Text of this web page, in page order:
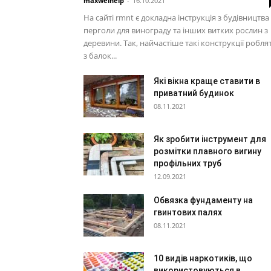
На сайті rmnt є докладна інструкція з будівництва
перголи для винограду та інших витких рослин з
деревини. Так, найчастіше такі конструкції
з балок...
Які вікна краще ставити в
приватний будинок
08.11.2021
Як зробити інструмент для
розмітки плавного вигину
профільних труб
12.09.2021
Обвязка фундаменту на
гвинтових палях
08.11.2021
10 видів наркотиків, що